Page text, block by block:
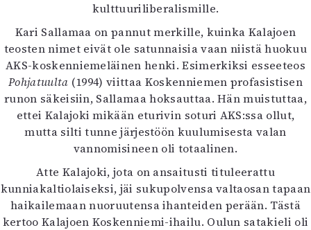
kulttuuriliberalismille.
Kari Sallamaa on pannut merkille, kuinka Kalajoen
teosten nimet eivät ole satunnaisia vaan niistä huokuu
AKS-koskenniemeläinen henki. Esimerkiksi esseeteos
Pohjatuulta (1994) viittaa Koskenniemen profasistisen
runon säkeisiin, Sallamaa hoksauttaa. Hän muistuttaa,
ettei Kalajoki mikään eturivin soturi AKS:ssa ollut,
mutta silti tunne järjestöön kuulumisesta valan
vannomisineen oli totaalinen.
Atte Kalajoki, jota on ansaitusti tituleerattu
kunniakaltiolaiseksi, jäi sukupolvensa valtaosan tapaan
haikailemaan nuoruutensa ihanteiden perään. Tästä
kertoo Kalajoen Koskenniemi-ihailu. Oulun satakieli oli